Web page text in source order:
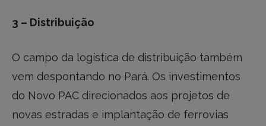
3 – Distribuição
O campo da logística de distribuição também
vem despontando no Pará. Os investimentos
do Novo PAC direcionados aos projetos de
novas estradas e implantação de ferrovias